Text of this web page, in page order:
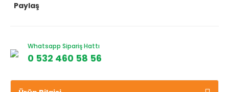
Paylaş
Whatsapp Sipariş Hattı
0 532 460 58 56